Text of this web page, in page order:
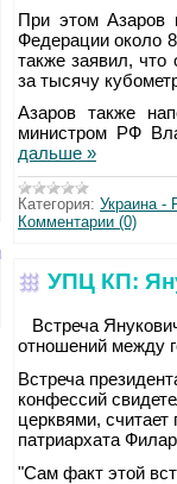
При этом Азаров
Федерации около
также заявил, что
за тысячу
Азаров также
министром РФ
дальше »
Категория: Украина -
Комментарии (0)
УПЦ КП:
Встреча
отношений между
Встреча
конфессий
церквями, считает
патриархата
"Сам факт этой